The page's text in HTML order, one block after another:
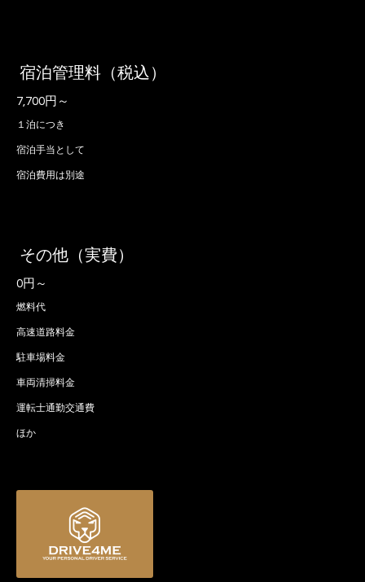
宿泊管理料（税込）
7,700円～
１泊につき
宿泊手当として
宿泊費用は別途
その他（実費）
0円～
燃料代
高速道路料金
駐車場料金
車両清掃料金
運転士通勤交通費
ほか